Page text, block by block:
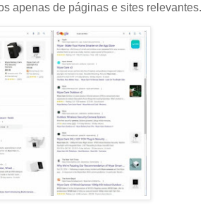
apenas de páginas e sites relevantes.